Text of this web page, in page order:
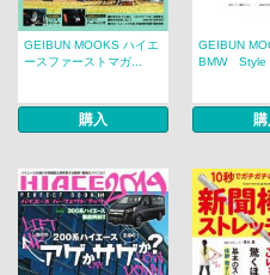
GEIBUN MOOKS ハイエ
ースファーストマガ...
購入
GEIBUN
BMW Style
購